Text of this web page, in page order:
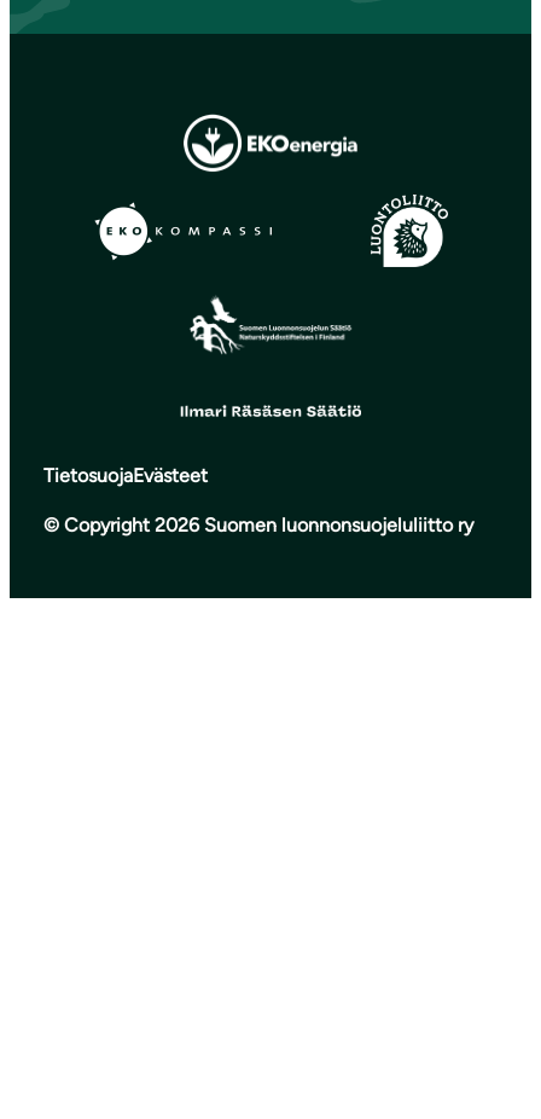
TietosuojaEvästeet
© Copyright 2026 Suomen luonnonsuojeluliitto ry